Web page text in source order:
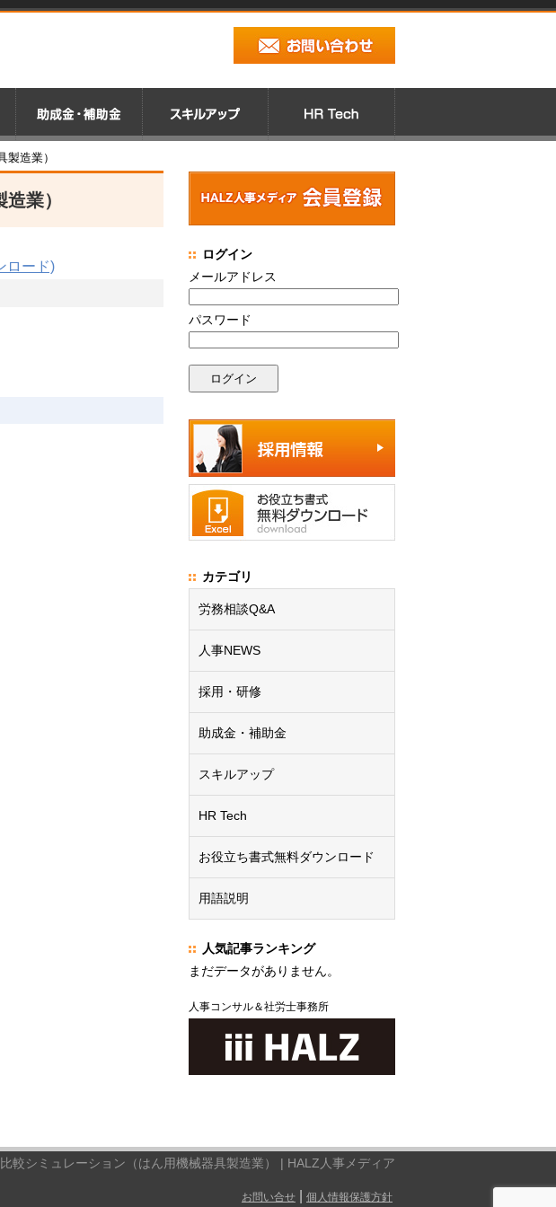
造業）
業）
ロード)
ログイン
メールアドレス
パスワード
カテゴリ
労務相談Q&A
人事NEWS
採用・研修
助成金・補助金
スキルアップ
HR Tech
お役立ち書式無料ダウンロード
用語説明
人気記事ランキング
まだデータがありません。
人事コンサル＆社労士事務所
較シミュレーション（はん用機械器具製造業） | HALZ人事メディア
お問い合せ 個人情報保護方針